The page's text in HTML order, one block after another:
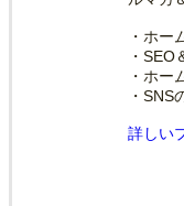
・ホー
・SEO
・ホー
・SNS
詳しい